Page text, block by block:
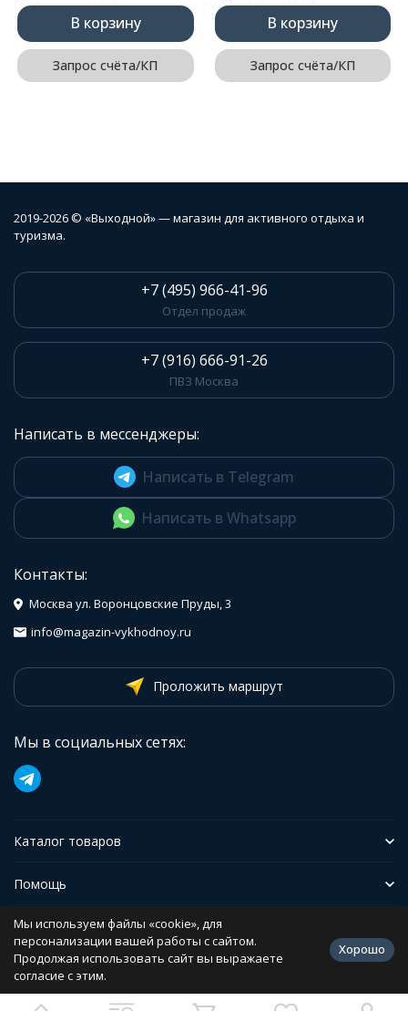
В корзину
Запрос счёта/КП
В корзину
Запрос счёта/КП
2019-2026 © «Выходной» — магазин для активного отдыха и
туризма.
+7 (495) 966-41-96
Отдел продаж
+7 (916) 666-91-26
ПВЗ Москва
Написать в мессенджеры:
Написать в Telegram
Написать в Whatsapp
Контакты:
Москва ул. Воронцовские Пруды, 3
info@magazin-vykhodnoy.ru
Проложить маршрут
Мы в социальных сетях:
Каталог товаров
Помощь
Иформация
Политика персональных данных
Мы используем файлы «cookie», для
персонализации вашей работы с сайтом.
Продолжая использовать сайт вы выражаете
согласие с этим.
Хорошо